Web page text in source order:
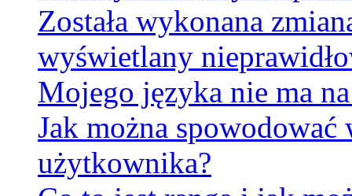
Została wykonana
wyświetlany
Mojego języka nie ma
Jak można
użytkownika?